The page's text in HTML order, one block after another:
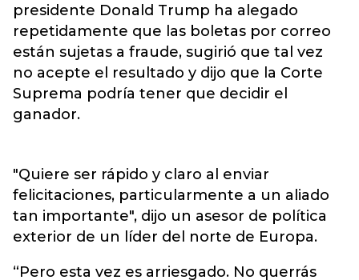
presidente Donald Trump ha alegado
repetidamente que las boletas por correo
están sujetas a fraude, sugirió que tal vez
no acepte el resultado y dijo que la Corte
Suprema podría tener que decidir el
ganador.
"Quiere ser rápido y claro al enviar
felicitaciones, particularmente a un aliado
tan importante", dijo un asesor de política
exterior de un líder del norte de Europa.
“Pero esta vez es arriesgado. No querrás